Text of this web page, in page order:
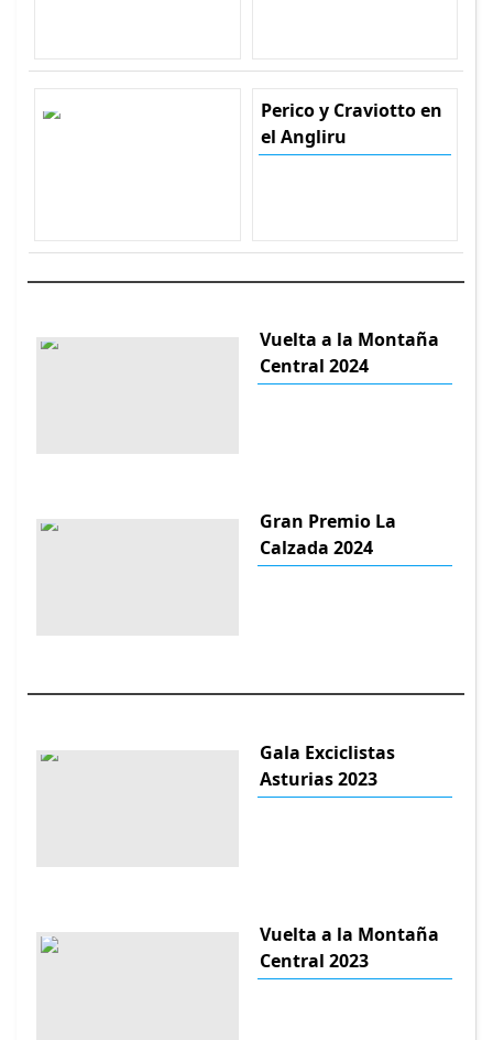
Perico y Craviotto en
el Angliru
Vuelta a la Montaña
Central 2024
Gran Premio La
Calzada 2024
Gala Exciclistas
Asturias 2023
Vuelta a la Montaña
Central 2023